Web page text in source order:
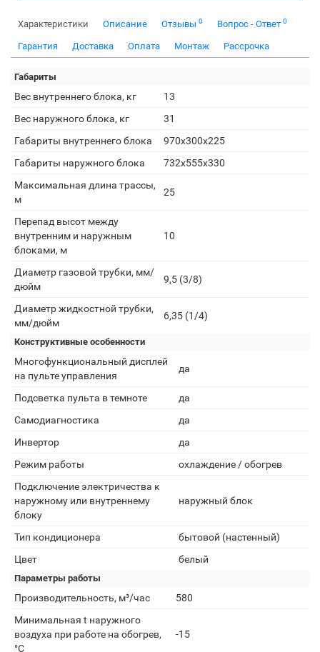
Характеристики Описание Отзывы 0 Вопрос - Ответ 0
Гарантия Доставка Оплата Монтаж Рассрочка
Габариты
Вес внутреннего блока, кг
13
Вес наружного блока, кг
31
Габариты внутреннего блока
970х300х225
Габариты наружного блока
732х555х330
Максимальная длина трассы,
м
25
Перепад высот между
внутренним и наружным
блоками, м
10
Диаметр газовой трубки, мм/
дюйм
9,5 (3/8)
Диаметр жидкостной трубки,
мм/дюйм
6,35 (1/4)
Конструктивные особенности
Многофункциональный дисплей
на пульте управления
да
Подсветка пульта в темноте
да
Самодиагностика
да
Инвертор
да
Режим работы
охлаждение / обогрев
Подключение электричества к
наружному или внутреннему
блоку
наружный блок
Тип кондиционера
бытовой (настенный)
Цвет
белый
Параметры работы
Производительность, м³/час
580
Минимальная t наружного
воздуха при работе на обогрев,
°С
-15